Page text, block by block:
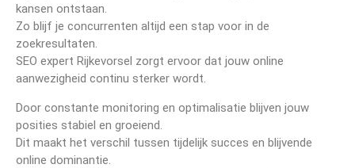
kansen ontstaan.
Zo blijf je concurrenten altijd een stap voor in de
zoekresultaten.
SEO expert Rijkevorsel zorgt ervoor dat jouw online
aanwezigheid continu sterker wordt.
Door constante monitoring en optimalisatie blijven jouw
posities stabiel en groeiend.
Dit maakt het verschil tussen tijdelijk succes en blijvende
online dominantie.